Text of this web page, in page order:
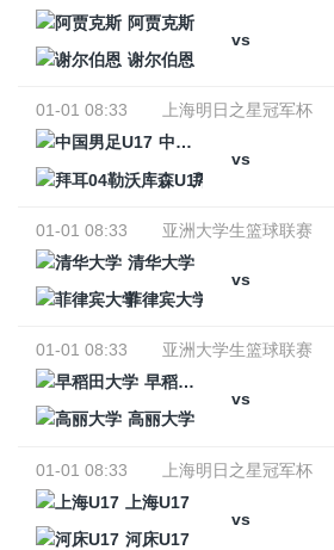
阿贾克斯
vs
谢尔伯恩
01-01 08:33
上海明日之星冠军杯
中国男足U17
vs
拜耳04勒沃库森U17
01-01 08:33
亚洲大学生篮球联赛
清华大学
vs
菲律宾大学
01-01 08:33
亚洲大学生篮球联赛
早稻田大学
vs
高丽大学
01-01 08:33
上海明日之星冠军杯
上海U17
vs
河床U17